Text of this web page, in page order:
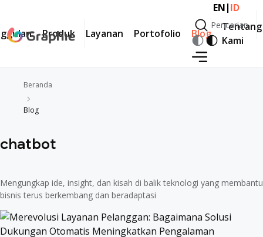
Produk Layanan Portofolio Blog
Tentang
Kami
EN|ID
Pencarian
Pencarian
Beranda
Blog
chatbot
Mengungkap ide, insight, dan kisah di balik teknologi yang membantu
bisnis terus berkembang dan beradaptasi